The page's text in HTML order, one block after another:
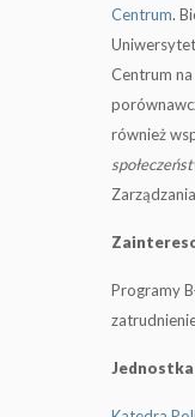
Centrum.
Centrum
również
Programy
Jednostka